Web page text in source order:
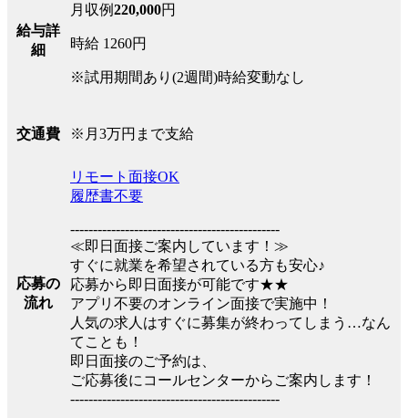
給与詳
細
月収例220,000円
時給 1260円
※試用期間あり(2週間)時給変動なし
交通費 ※月3万円まで支給
応募の
流れ
リモート面接OK
履歴書不要
----------------------------------------------
≪即日面接ご案内しています！≫
すぐに就業を希望されている方も安心♪
応募から即日面接が可能です★★
アプリ不要のオンライン面接で実施中！
人気の求人はすぐに募集が終わってしまう…なん
てことも！
即日面接のご予約は、
ご応募後にコールセンターからご案内します！
----------------------------------------------